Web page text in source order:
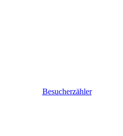
Besucherzähler